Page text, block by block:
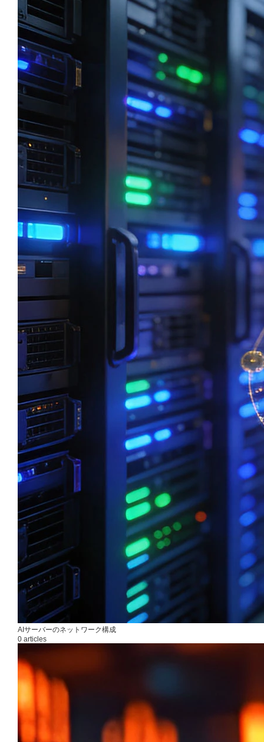
AIサーバーのネットワーク構成
0 articles